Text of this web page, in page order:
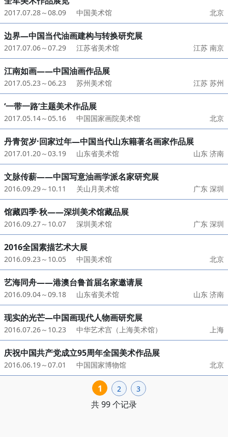
北京
2017.07.28～08.09 中国美术馆
边界—中国当代油画建构与转换研究展
江苏 南京
2017.07.06～07.29 江苏省美术馆
江南如画——中国油画作品展
江苏 苏州
2017.05.23～06.23 苏州美术馆
‘一带一路’主题美术作品展
北京
2017.05.14～05.16 中国国家画院美术馆
丹青贺岁·回家过年—中国当代山东籍著名画家作品展
山东 济南
2017.01.20～03.19 山东省美术馆
文脉传薪——中国写意油画学派名家研究展
广东 深圳
2016.09.29～10.11 关山月美术馆
馆藏四季·秋——深圳美术馆藏品展
广东 深圳
2016.09.27～10.07 深圳美术馆
2016全国素描艺术大展
北京
2016.09.23～10.05 中国美术馆
艺海同舟——港澳台鲁首届名家邀请展
山东 济南
2016.09.04～09.18 山东省美术馆
现实的光芒—中国画现代人物画研究展
上海
2016.07.26～10.23 中华艺术宫（上海美术馆）
庆祝中国共产党成立95周年全国美术作品展
北京
2016.06.19～07.01 中国国家博物馆
1 2 3
共 99 个记录